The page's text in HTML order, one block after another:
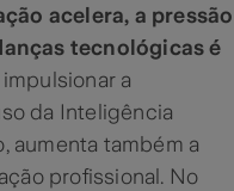
acelera, a pressão
tecnológicas é
a
da Inteligência
aumenta também a
profissional. No